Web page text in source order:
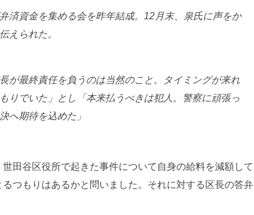
済資金を集める会を昨年結成。12月末、泉氏に声をか
えられた。
が最終責任を負うのは当然のこと。タイミングが来れ
りでいた」とし「本来払うべきは犯人。警察に頑張っ
へ期待を込めた」
田谷区役所で起きた事件について自身の給料を減額して
つもりはあるかと問いました。それに対する区長の答弁